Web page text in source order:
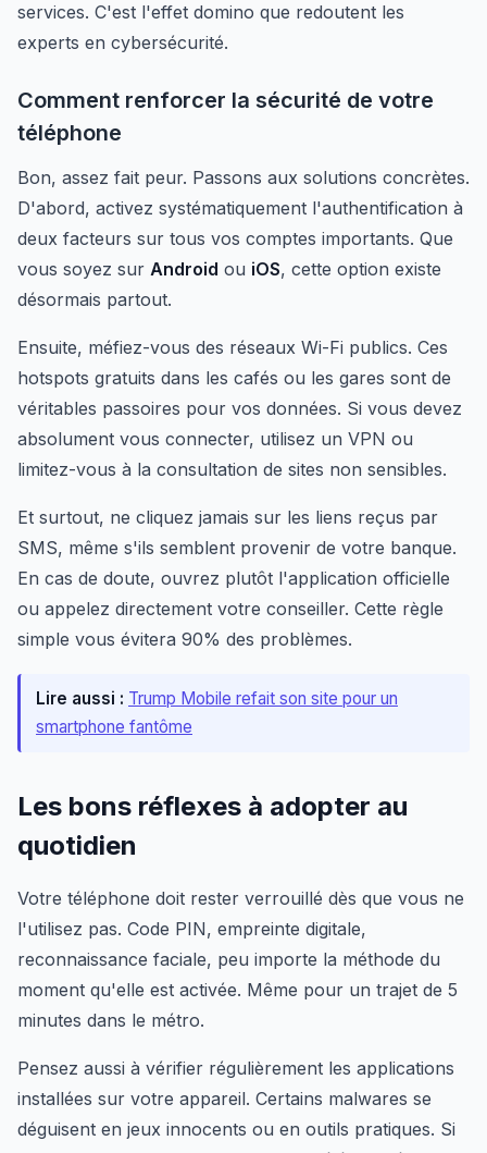
services. C'est l'effet domino que redoutent les
experts en cybersécurité.
Comment renforcer la sécurité de votre
téléphone
Bon, assez fait peur. Passons aux solutions concrètes.
D'abord, activez systématiquement l'authentification à
deux facteurs sur tous vos comptes importants. Que
vous soyez sur Android ou iOS, cette option existe
désormais partout.
Ensuite, méfiez-vous des réseaux Wi-Fi publics. Ces
hotspots gratuits dans les cafés ou les gares sont de
véritables passoires pour vos données. Si vous devez
absolument vous connecter, utilisez un VPN ou
limitez-vous à la consultation de sites non sensibles.
Et surtout, ne cliquez jamais sur les liens reçus par
SMS, même s'ils semblent provenir de votre banque.
En cas de doute, ouvrez plutôt l'application officielle
ou appelez directement votre conseiller. Cette règle
simple vous évitera 90% des problèmes.
Lire aussi : Trump Mobile refait son site pour un
smartphone fantôme
Les bons réflexes à adopter au
quotidien
Votre téléphone doit rester verrouillé dès que vous ne
l'utilisez pas. Code PIN, empreinte digitale,
reconnaissance faciale, peu importe la méthode du
moment qu'elle est activée. Même pour un trajet de 5
minutes dans le métro.
Pensez aussi à vérifier régulièrement les applications
installées sur votre appareil. Certains malwares se
déguisent en jeux innocents ou en outils pratiques. Si